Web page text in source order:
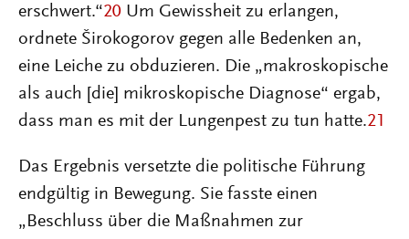
erschwert.“20 Um Gewissheit zu erlangen,
ordnete Širokogorov gegen alle Bedenken an,
eine Leiche zu obduzieren. Die „makroskopische
als auch [die] mikroskopische Diagnose“ ergab,
dass man es mit der Lungenpest zu tun hatte.21
Das Ergebnis versetzte die politische Führung
endgültig in Bewegung. Sie fasste einen
„Beschluss über die Maßnahmen zur